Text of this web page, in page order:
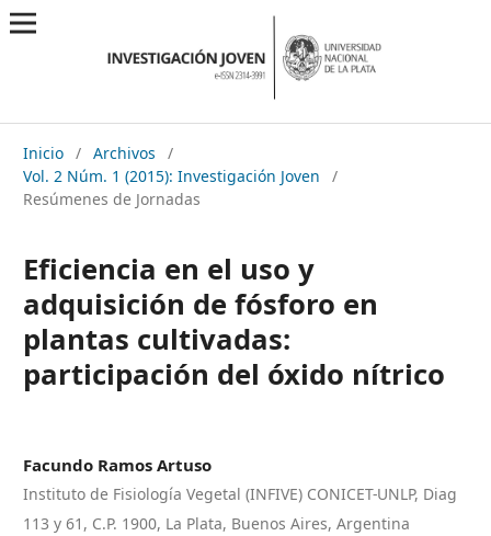
Inicio / Archivos
/
Vol. 2 Núm. 1 (2015): Investigación Joven
/
Resúmenes de Jornadas
Eficiencia en el uso y
adquisición de fósforo en
plantas cultivadas:
participación del óxido nítrico
Facundo Ramos Artuso
Instituto de Fisiología Vegetal (INFIVE) CONICET-UNLP, Diag
113 y 61, C.P. 1900, La Plata, Buenos Aires, Argentina